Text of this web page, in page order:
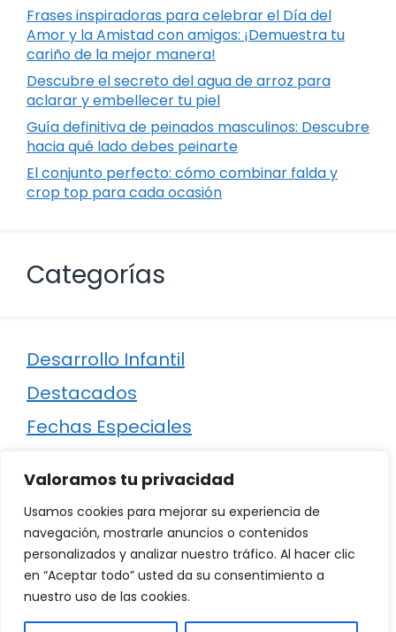
Valoramos tu privacidad
Usamos cookies para mejorar su experiencia de
navegación, mostrarle anuncios o contenidos
personalizados y analizar nuestro tráfico. Al hacer clic
en “Aceptar todo” usted da su consentimiento a
nuestro uso de las cookies.
Frases inspiradoras para celebrar el Día del
Amor y la Amistad con amigos: ¡Demuestra tu
cariño de la mejor manera!
Descubre el secreto del agua de arroz para
aclarar y embellecer tu piel
Guía definitiva de peinados masculinos: Descubre
hacia qué lado debes peinarte
El conjunto perfecto: cómo combinar falda y
crop top para cada ocasión
Categorías
Desarrollo Infantil
Destacados
Fechas Especiales
Regalos
Relaciones
Ropa